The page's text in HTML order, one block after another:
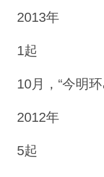
2013年
1起
10月，“今明
2012年
5起